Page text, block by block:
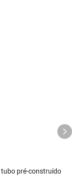
tubo pré-construído